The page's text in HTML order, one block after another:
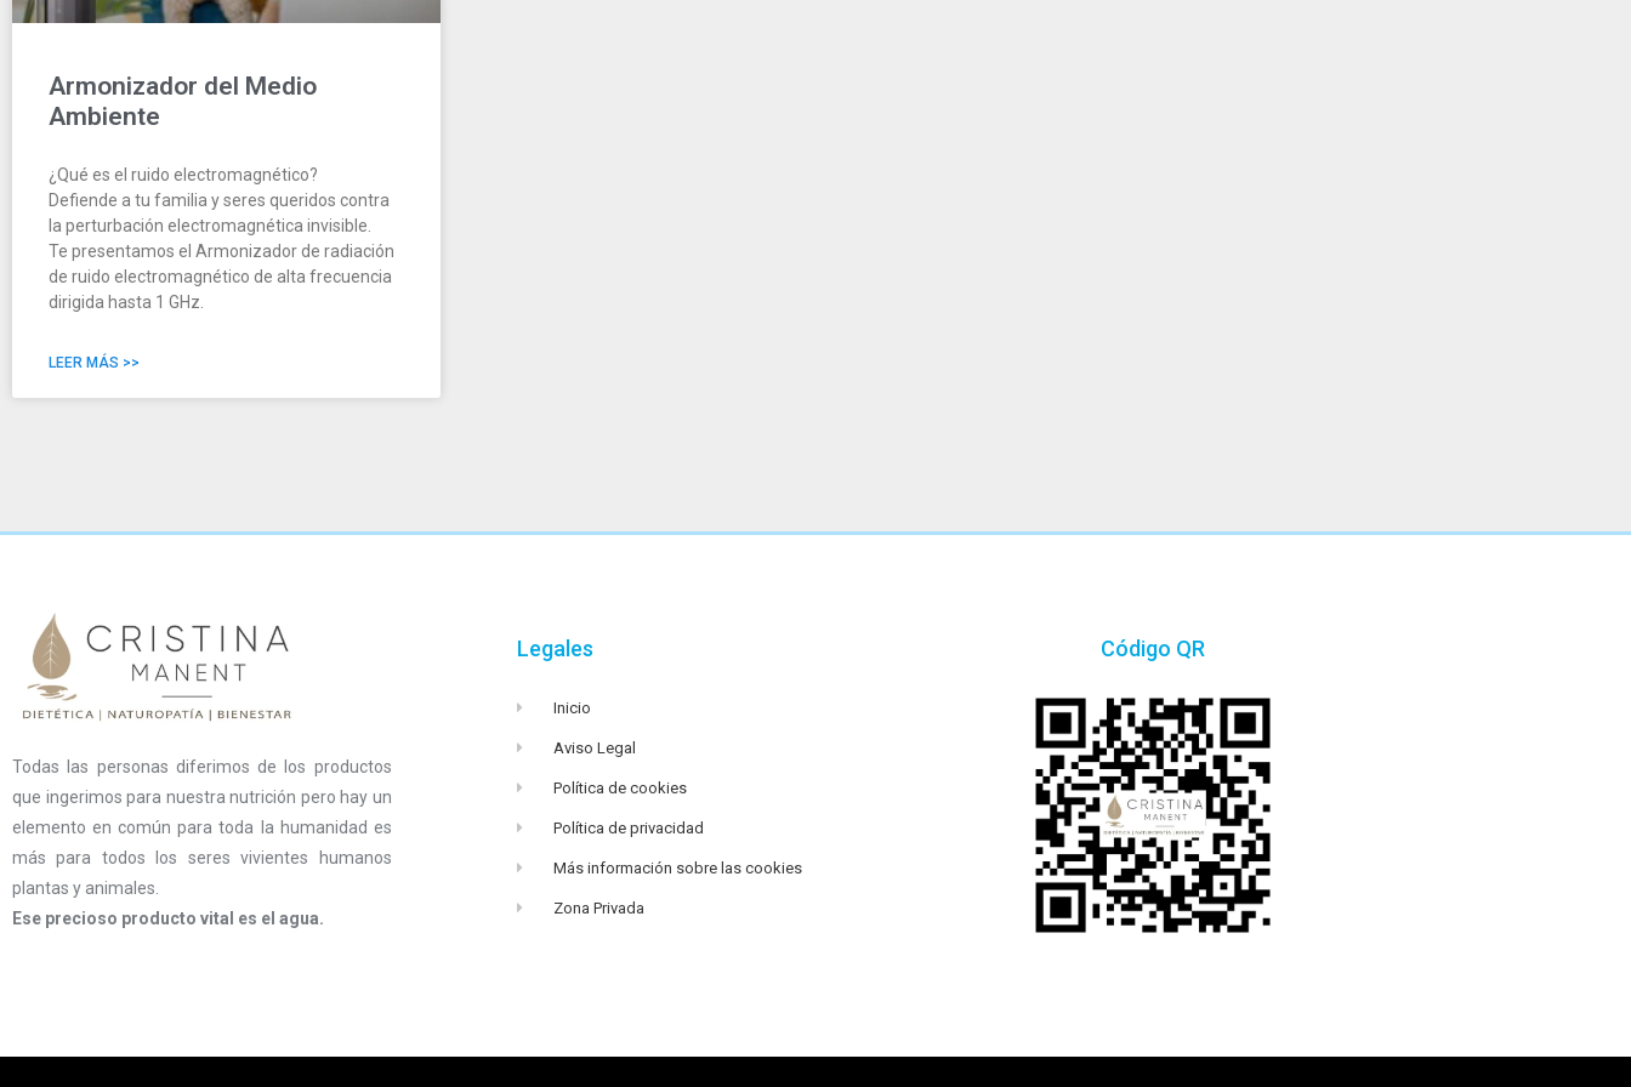
Armonizador del Medio
Ambiente
¿Qué es el ruido electromagnético?
Defiende a tu familia y seres queridos contra
la perturbación electromagnética invisible.
Te presentamos el Armonizador de radiación
de ruido electromagnético de alta frecuencia
dirigida hasta 1 GHz.
LEER MÁS >>
Todas las personas diferimos de los productos
que ingerimos para nuestra nutrición pero hay un
elemento en común para toda la humanidad es
más para todos los seres vivientes humanos
plantas y animales.
Ese precioso producto vital es el agua.
Legales
Inicio
Aviso Legal
Política de cookies
Política de privacidad
Más información sobre las cookies
Zona Privada
Código QR